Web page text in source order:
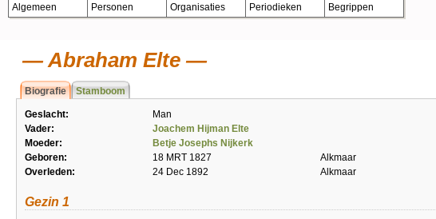
Algemeen Personen Organisaties Periodieken Begrippen
Abraham Elte
Biografie Stamboom
Geslacht:
Man
Vader:
Joachem Hijman Elte
Moeder:
Betje Josephs Nijkerk
Geboren:
18 MRT 1827
Alkmaar
Overleden:
24 Dec 1892 Alkmaar
Gezin 1